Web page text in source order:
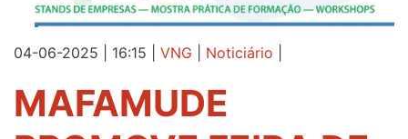
04-06-2025 | 16:15 VNG Noticiário
MAFAMUDE